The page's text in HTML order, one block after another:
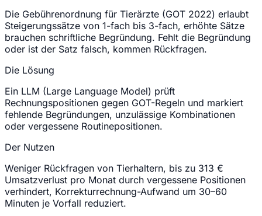
Die Gebührenordnung für Tierärzte (GOT 2022) erlaubt
Steigerungssätze von 1-fach bis 3-fach, erhöhte Sätze
brauchen schriftliche Begründung. Fehlt die Begründung
oder ist der Satz falsch, kommen Rückfragen.
Die Lösung
Ein LLM (Large Language Model) prüft
Rechnungspositionen gegen GOT-Regeln und markiert
fehlende Begründungen, unzulässige Kombinationen
oder vergessene Routinepositionen.
Der Nutzen
Weniger Rückfragen von Tierhaltern, bis zu 313 €
Umsatzverlust pro Monat durch vergessene Positionen
verhindert, Korrekturrechnung-Aufwand um 30–60
Minuten je Vorfall reduziert.